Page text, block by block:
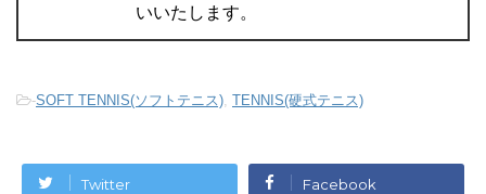
いいたします。
-SOFT TENNIS(ソフトテニス), TENNIS(硬式テニス)
Twitter Facebook